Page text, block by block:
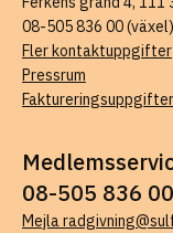
08-505 836 00
Fler kontaktuppgifter
Pressrum
Faktureringsuppgifter
08-505 836 00
Mejla